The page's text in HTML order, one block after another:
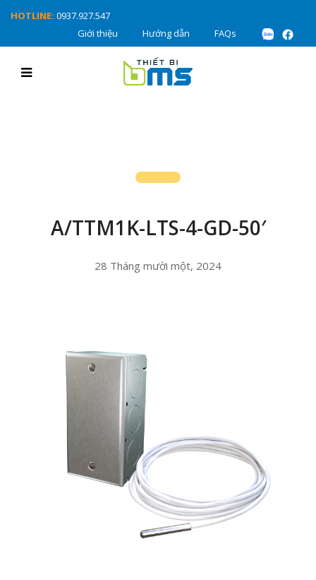
HOTLINE: 0937.927.547
Giới thiệu
Hướng dẫn FAQs
A/TTM1K-LTS-4-GD-50′
28 Tháng mười một, 2024